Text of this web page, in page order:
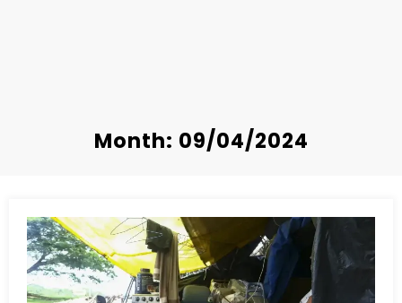
Month: 09/04/2024